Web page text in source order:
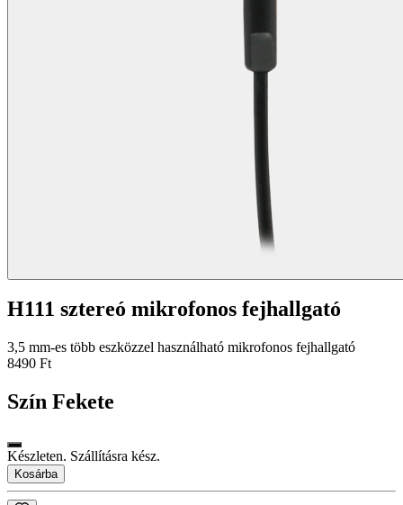
H111 sztereó mikrofonos fejhallgató
3,5 mm-es több eszközzel használható mikrofonos fejhallgató
8490 Ft
Szín Fekete
Készleten. Szállításra kész.
Kosárba